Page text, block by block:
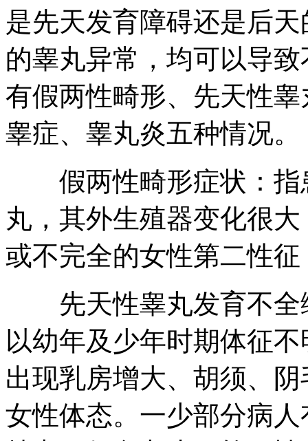
是先天发育障碍还是后
的睾丸异常，均可以导
有假两性畸形、先天性
睾症、睾丸炎五种情况。
假两性畸形症状：指
丸，其外生殖器变化很
或不完全的女性第二性
先天性睾丸发育不全
以幼年及少年时期体征
出现乳房增大、胡须、
女性体态。一少部分病